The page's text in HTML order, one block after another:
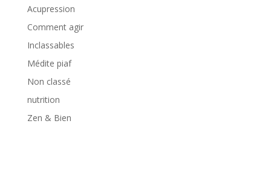
Acupression
Comment agir
Inclassables
Médite piaf
Non classé
nutrition
Zen & Bien